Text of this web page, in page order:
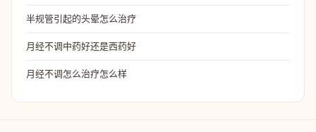
半规管引起的头晕怎么治疗
月经不调中药好还是西药好
月经不调怎么治疗怎么样